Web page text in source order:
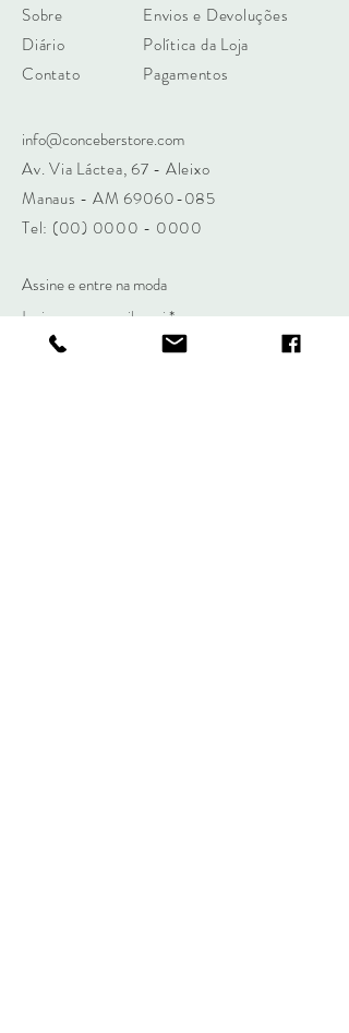
Sobre
Diário
Contato
Envios e Devoluções
Política da Loja
Pagamentos
info@conceberstore.com
Av. Via Láctea, 67 - Aleixo
Manaus - AM 69060-085
Tel: (00) 0000 - 0000
Assine e entre na moda
Insira o seu email aqui